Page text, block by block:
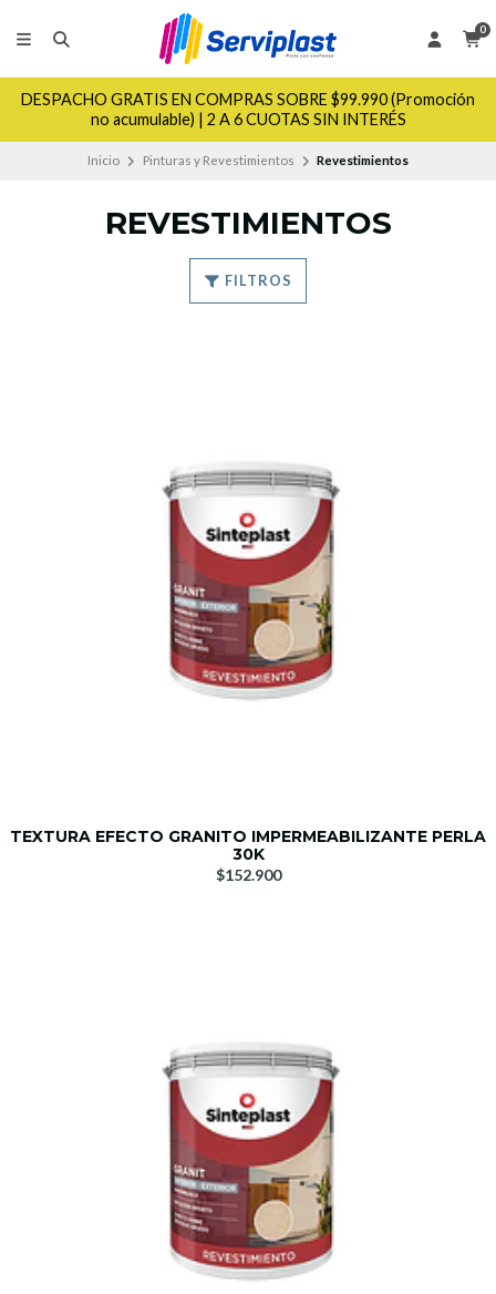
0
DESPACHO GRATIS EN COMPRAS SOBRE $99.990 (Promoción
no acumulable) | 2 A 6 CUOTAS SIN INTERÉS
Inicio Pinturas y Revestimientos Revestimientos
REVESTIMIENTOS
FILTROS
TEXTURA EFECTO GRANITO IMPERMEABILIZANTE PERLA
30K
$152.900